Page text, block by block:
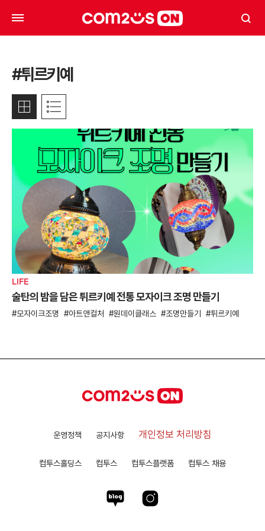
#튀르키예
LIFE
술탄의 밤을 담은 튀르키예 전통 모자이크 조명 만들기
모자이크조명 아트앤컬처 원데이클래스 조명만들기 튀르키예
운영정책 공지사항 개인정보 처리방침
컴투스홀딩스 컴투스 컴투스플랫폼 컴투스 채용